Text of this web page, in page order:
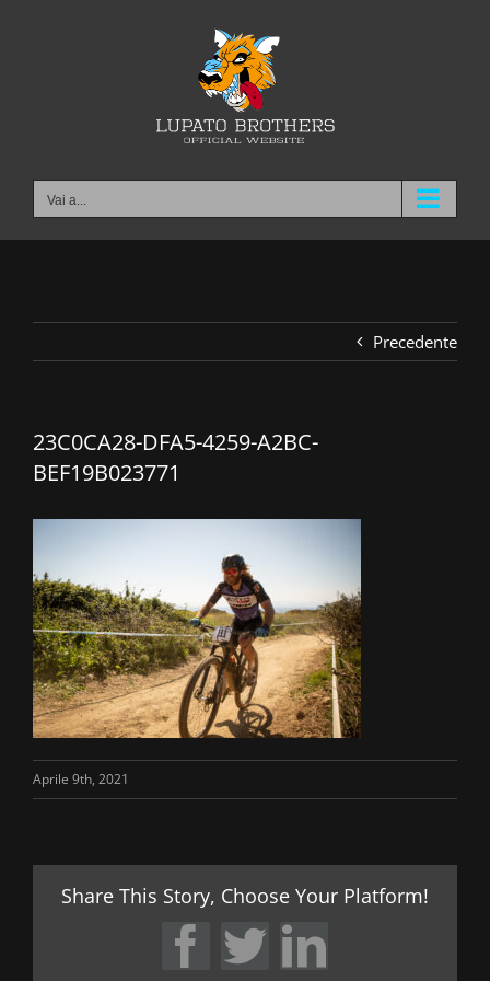
Vai a...
Precedente
23C0CA28-DFA5-4259-A2BC-
BEF19B023771
Aprile 9th, 2021
Share This Story, Choose Your Platform!
Facebook
TwitterLinkedIn